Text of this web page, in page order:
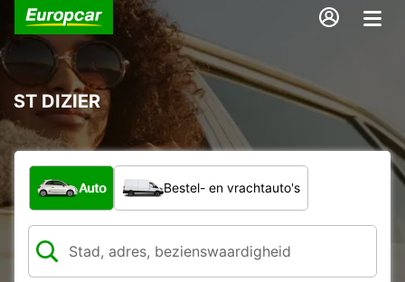
ST DIZIER
Welk type voertuig?
Auto Bestel- en vrachtauto's